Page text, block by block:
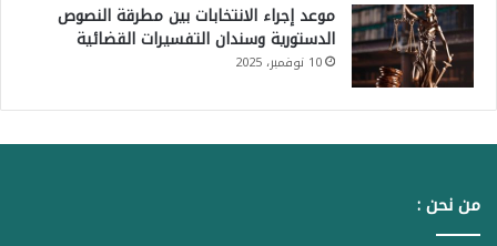
موعد إجراء الانتخابات بين مطرقة النصوص
الدستورية وسندان التفسيرات القضائية
10 نوفمبر، 2025
من نحن :